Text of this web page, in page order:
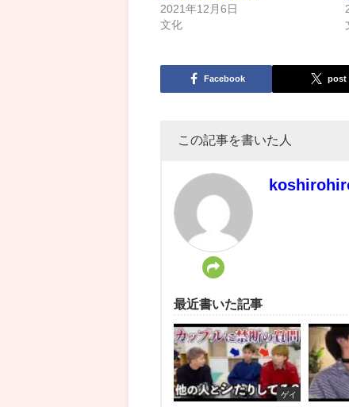
2021年12月6日
文化
Facebook post
この記事を書いた人
最近書いた記事
ゲイ